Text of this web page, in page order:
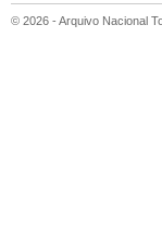
© 2026 - Arquivo Nacional